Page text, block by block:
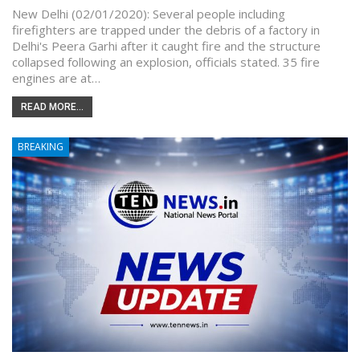
New Delhi (02/01/2020): Several people including
firefighters are trapped under the debris of a factory in
Delhi's Peera Garhi after it caught fire and the structure
collapsed following an explosion, officials stated. 35 fire
engines are at…
READ MORE...
BREAKING